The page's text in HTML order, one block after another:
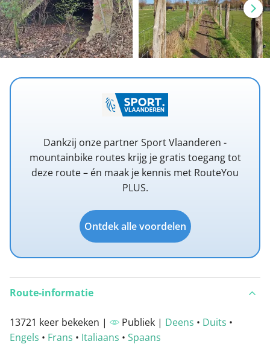
Dankzij onze partner Sport Vlaanderen -
mountainbike routes krijg je gratis toegang tot
deze route – én maak je kennis met RouteYou
PLUS.
Ontdek alle voordelen
Route-informatie
13721 keer bekeken | Publiek | Deens • Duits •
Engels • Frans • Italiaans • Spaans